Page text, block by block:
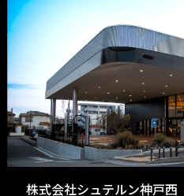
株式会社シュテルン神戸西